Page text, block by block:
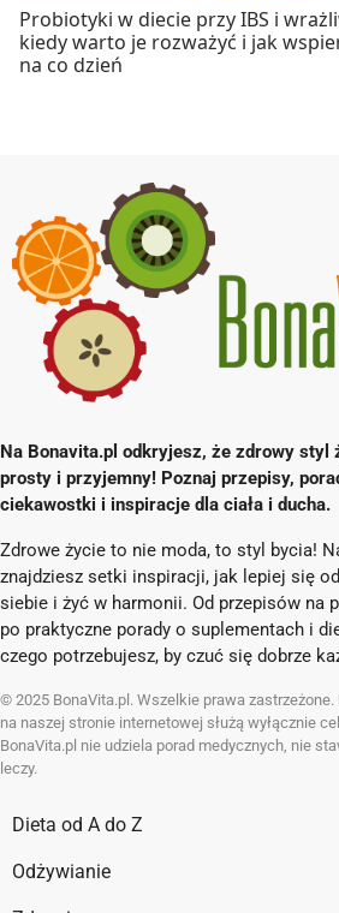
Probiotyki w diecie przy IBS i
kiedy warto je rozważyć i jak
na co dzień
Na Bonavita.pl odkryjesz, że zdrowy styl
prosty i przyjemny! Poznaj przepisy,
ciekawostki i inspiracje dla ciała i ducha.
Zdrowe życie to nie moda, to styl bycia!
znajdziesz setki inspiracji, jak lepiej się
siebie i żyć w harmonii. Od przepisów na
po praktyczne porady o suplementach i
czego potrzebujesz, by czuć się dobrze
© 2025 BonaVita.pl. Wszelkie prawa zastrzeżone.
na naszej stronie internetowej służą wyłącznie
BonaVita.pl nie udziela porad medycznych, nie
leczy.
Dieta od A do Z
Odżywianie